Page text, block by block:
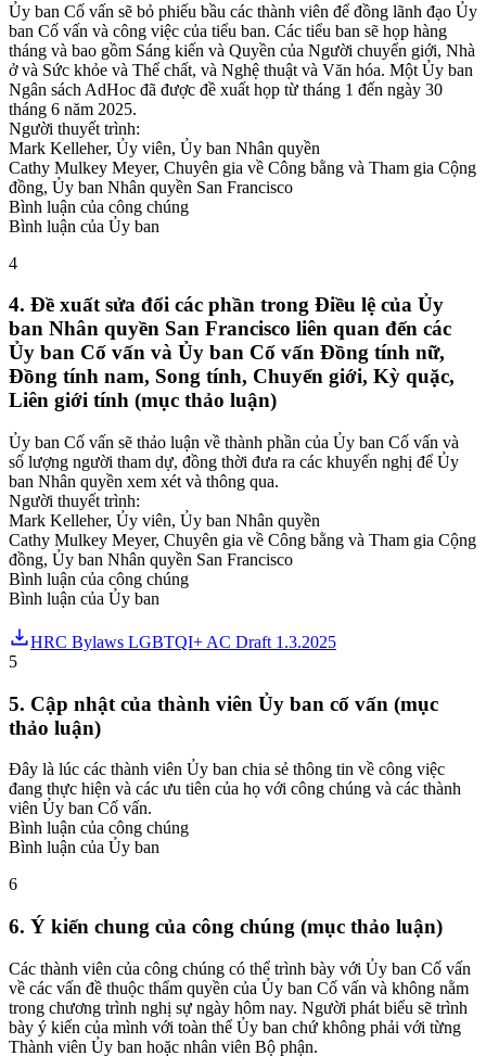
Ủy ban Cố vấn sẽ bỏ phiếu bầu các thành viên để đồng lãnh đạo Ủy
ban Cố vấn và công việc của tiểu ban. Các tiểu ban sẽ họp hàng
tháng và bao gồm Sáng kiến và Quyền của Người chuyển giới, Nhà
ở và Sức khỏe và Thể chất, và Nghệ thuật và Văn hóa. Một Ủy ban
Ngân sách AdHoc đã được đề xuất họp từ tháng 1 đến ngày 30
tháng 6 năm 2025.
Người thuyết trình:
Mark Kelleher, Ủy viên, Ủy ban Nhân quyền
Cathy Mulkey Meyer, Chuyên gia về Công bằng và Tham gia Cộng
đồng, Ủy ban Nhân quyền San Francisco
Bình luận của công chúng
Bình luận của Ủy ban
4
4. Đề xuất sửa đổi các phần trong Điều lệ của Ủy
ban Nhân quyền San Francisco liên quan đến các
Ủy ban Cố vấn và Ủy ban Cố vấn Đồng tính nữ,
Đồng tính nam, Song tính, Chuyển giới, Kỳ quặc,
Liên giới tính (mục thảo luận)
Ủy ban Cố vấn sẽ thảo luận về thành phần của Ủy ban Cố vấn và
số lượng người tham dự, đồng thời đưa ra các khuyến nghị để Ủy
ban Nhân quyền xem xét và thông qua.
Người thuyết trình:
Mark Kelleher, Ủy viên, Ủy ban Nhân quyền
Cathy Mulkey Meyer, Chuyên gia về Công bằng và Tham gia Cộng
đồng, Ủy ban Nhân quyền San Francisco
Bình luận của công chúng
Bình luận của Ủy ban
HRC Bylaws LGBTQI+ AC Draft 1.3.2025
5
5. Cập nhật của thành viên Ủy ban cố vấn (mục
thảo luận)
Đây là lúc các thành viên Ủy ban chia sẻ thông tin về công việc
đang thực hiện và các ưu tiên của họ với công chúng và các thành
viên Ủy ban Cố vấn.
Bình luận của công chúng
Bình luận của Ủy ban
6
6. Ý kiến chung của công chúng (mục thảo luận)
Các thành viên của công chúng có thể trình bày với Ủy ban Cố vấn
về các vấn đề thuộc thẩm quyền của Ủy ban Cố vấn và không nằm
trong chương trình nghị sự ngày hôm nay. Người phát biểu sẽ trình
bày ý kiến của mình với toàn thể Ủy ban chứ không phải với từng
Thành viên Ủy ban hoặc nhân viên Bộ phận.